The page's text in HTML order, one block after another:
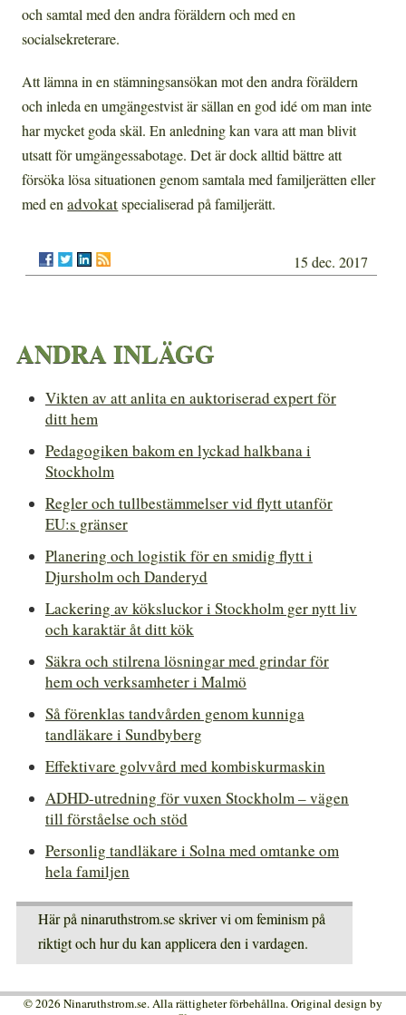
och samtal med den andra föräldern och med en
socialsekreterare.
Att lämna in en stämningsansökan mot den andra föräldern
och inleda en umgängestvist är sällan en god idé om man inte
har mycket goda skäl. En anledning kan vara att man blivit
utsatt för umgängessabotage. Det är dock alltid bättre att
försöka lösa situationen genom samtala med familjerätten eller
med enadvokatspecialiserad på familjerätt.
15 dec. 2017
ANDRA INLÄGG
Vikten av att anlita en auktoriserad expert för
ditt hem
Pedagogiken bakom en lyckad halkbana i
Stockholm
Regler och tullbestämmelser vid flytt utanför
EU:s gränser
Planering och logistik för en smidig flytt i
Djursholm och Danderyd
Lackering av köksluckor i Stockholm ger nytt liv
och karaktär åt ditt kök
Säkra och stilrena lösningar med grindar för
hem och verksamheter i Malmö
Så förenklas tandvården genom kunniga
tandläkare i Sundbyberg
Effektivare golvvård med kombiskurmaskin
ADHD-utredning för vuxen Stockholm – vägen
till förståelse och stöd
Personlig tandläkare i Solna med omtanke om
hela familjen
Här på ninaruthstrom.se skriver vi om feminism på
riktigt och hur du kan applicera den i vardagen.
© 2026 Ninaruthstrom.se. Alla rättigheter förbehållna. Original design by